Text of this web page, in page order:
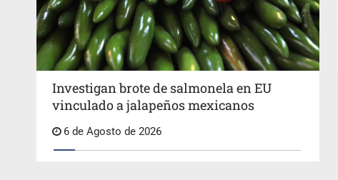
Investigan brote de salmonela en EU
vinculado a jalapeños mexicanos
6 de Agosto de 2026